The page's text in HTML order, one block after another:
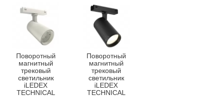
Поворотный
магнитный
трековый
светильник
iLEDEX
TECHNICAL
Поворотный
магнитный
трековый
светильник
iLEDEX
TECHNICAL